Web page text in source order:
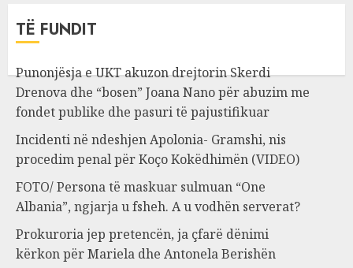
TË FUNDIT
Punonjësja e UKT akuzon drejtorin Skerdi
Drenova dhe “bosen” Joana Nano për abuzim me
fondet publike dhe pasuri të pajustifikuar
Incidenti në ndeshjen Apolonia- Gramshi, nis
procedim penal për Koço Kokëdhimën (VIDEO)
FOTO/ Persona të maskuar sulmuan “One
Albania”, ngjarja u fsheh. A u vodhën serverat?
Prokuroria jep pretencën, ja çfarë dënimi
kërkon për Mariela dhe Antonela Berishën